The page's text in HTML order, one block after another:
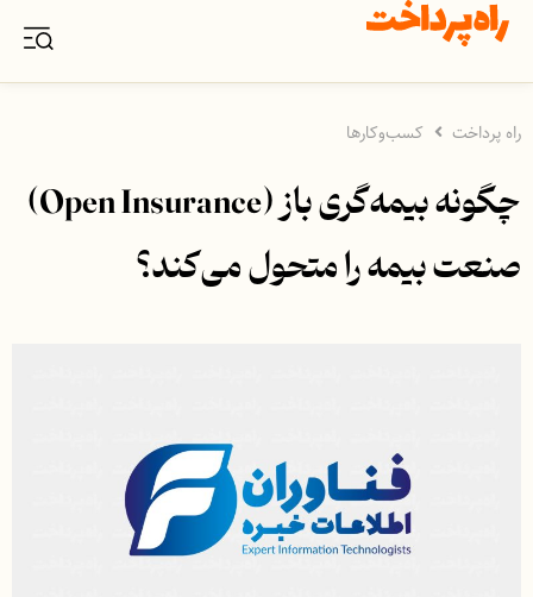
راه پرداخت کسب‌وکارها
چگونه بیمه‌گری باز (Open Insurance)
صنعت بیمه را متحول می‌کند؟